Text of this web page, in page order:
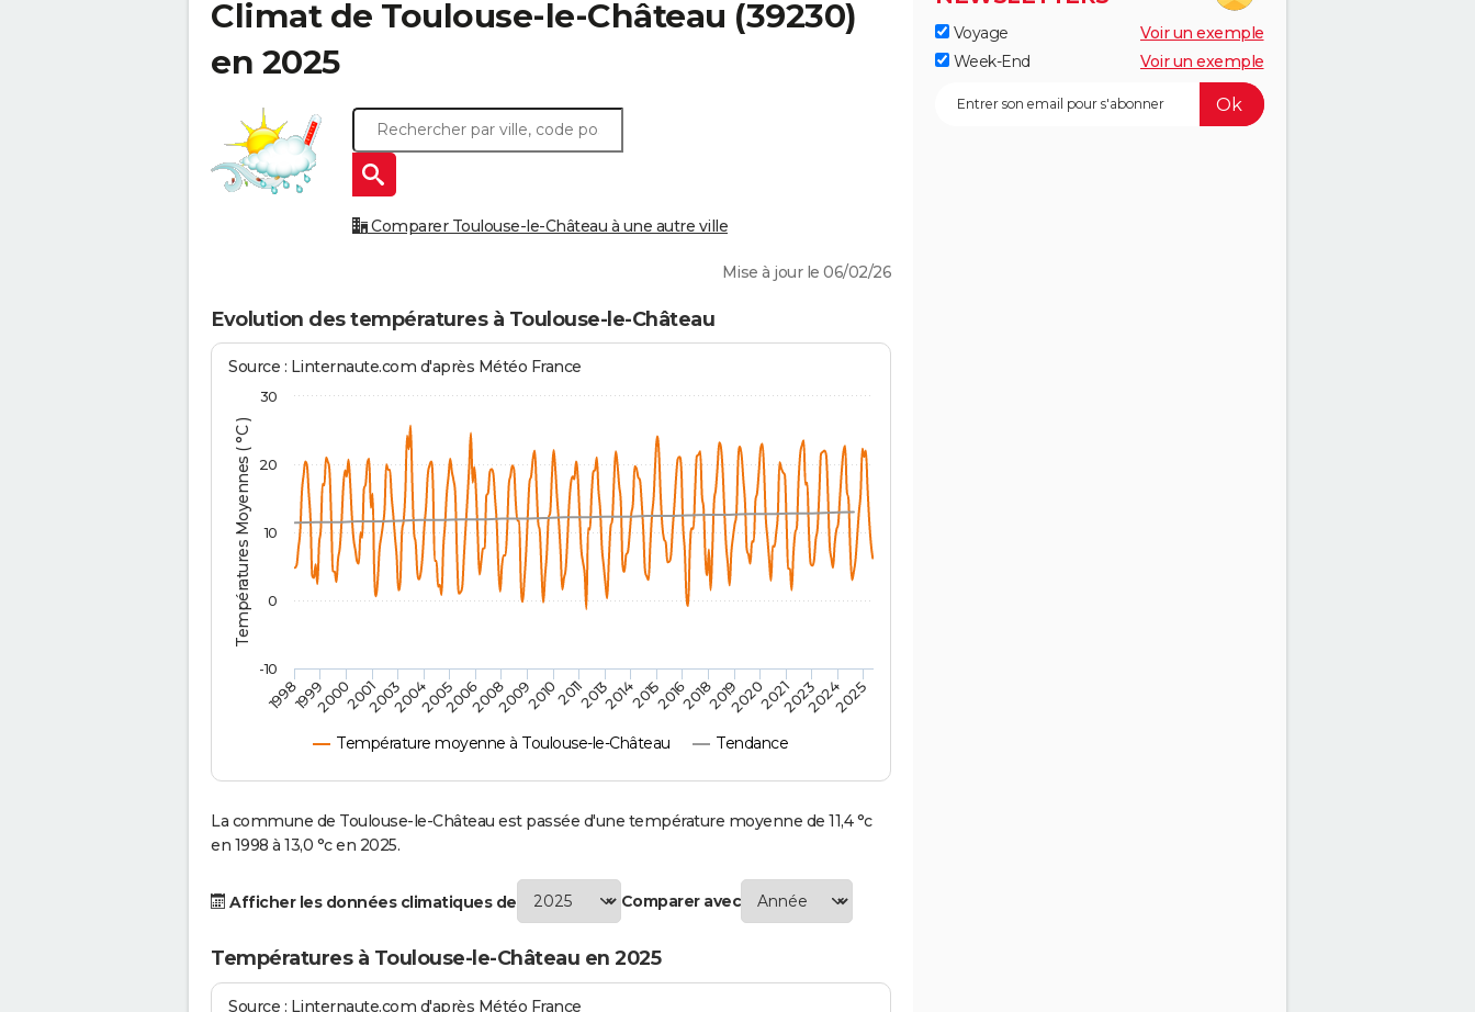
Climat de Toulouse-le-Château (39230)
en 2025
Comparer Toulouse-le-Château à une autre ville
Mise à jour le 06/02/26
Evolution des températures à Toulouse-le-Château
Températures Moyennes ( °C )
Source : Linternaute.com d'après Météo France
Température moyenne à Toulouse-le-Château Tendance
1998 2014
199920002001200320042005200620082009201020112013 201520162018201920202021202320242025
-10
0
10
20
30
La commune de Toulouse-le-Château est passée d'une température moyenne de 11,4 °c
en 1998 à 13,0 °c en 2025.
Afficher les données climatiques de Comparer avec
Températures à Toulouse-le-Château en 2025
Source : Linternaute.com d'après Météo France
Voyage
Voir un exemple
Week-End
Voir un exemple